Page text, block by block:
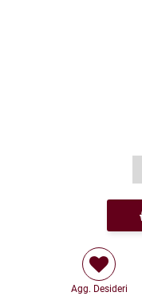
Agg. Desideri